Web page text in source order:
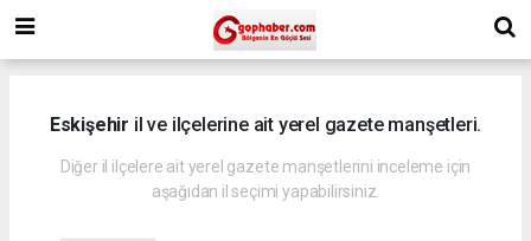
Eskişehir il ve ilçelerine ait yerel gazete manşetleri.
Diğer il ilçelere ait yerel gazete manşetlerini inceleme için
aşağıdan il seçimi yapabilirsiniz.